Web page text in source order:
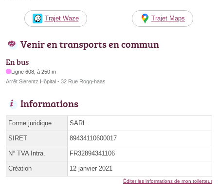
Trajet Waze Trajet Maps
Venir en transports en commun
En bus
Ligne 608, à 250 m
Arrêt Sierentz Hôpital - 32 Rue Rogg-haas
Informations
Forme juridique SARL
SIRET 89434110600017
N° TVA Intra. FR32894341106
Création 12 janvier 2021
Éditer les informations de mon toiletteur